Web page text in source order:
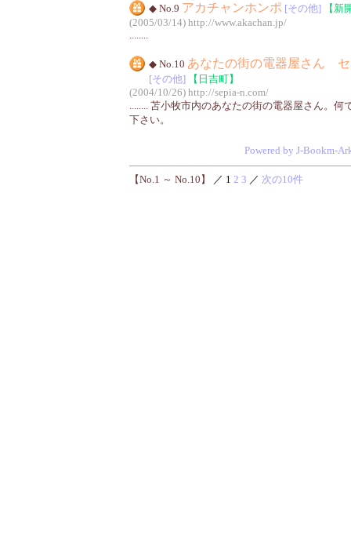
◆ No.9 アカチャンホンポ [その他]
【新
(2005/03/14) http://www.akachan.jp/
........
◆ No.10 あなたの街の電器屋さん
[その他]
【日吉町】
(2004/10/26) http://sepia-n.com/
........ 苫小牧市内のあなたの街の電器屋さん。何
下さい。
Powered by J-Bookm-
【No.1 ～ No.10】 ／ 1 2 3 ／ 次の10件